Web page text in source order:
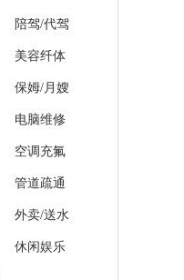
陪驾/代驾
美容纤体
保姆/月嫂
电脑维修
空调充氟
管道疏通
外卖/送水
休闲娱乐